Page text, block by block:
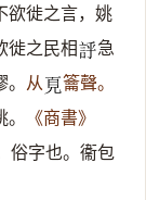
欲徙之言，姚
徙之民相𧦝 急
从𩑋 籥聲。
《商書》
俗字也。衞包